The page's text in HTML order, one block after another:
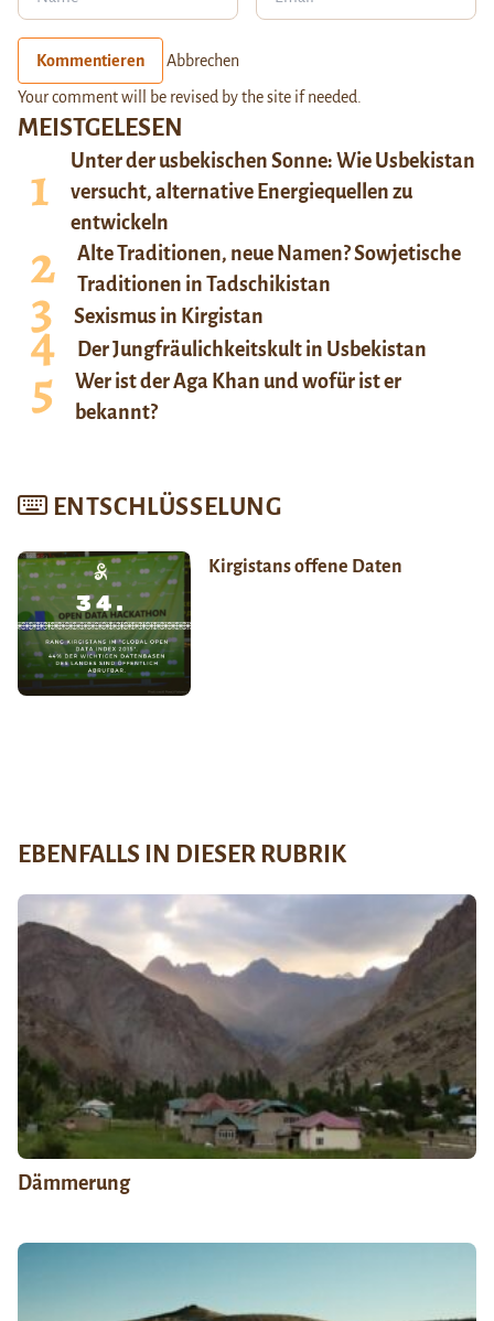
MEISTGELESEN
Unter der usbekischen Sonne: Wie Usbekistan
versucht, alternative Energiequellen zu
entwickeln
Alte Traditionen, neue Namen? Sowjetische
Traditionen in Tadschikistan
Sexismus in Kirgistan
Der Jungfräulichkeitskult in Usbekistan
Wer ist der Aga Khan und wofür ist er
bekannt?
ENTSCHLÜSSELUNG
Kirgistans offene Daten
Kommentieren Abbrechen
Your comment will be revised by the site if needed.
EBENFALLS IN DIESER RUBRIK
Dämmerung